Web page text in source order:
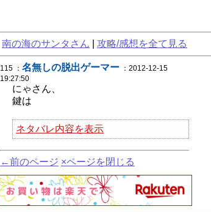
南の海のサンタさん 攻略/感想を全て見る
115 ： 名無しの脱出ゲーマー ：2012-12-15
19:27:50
にゃさん、
鍵は
ネタバレ内容を表示
←前のページ ×ページを閉じる